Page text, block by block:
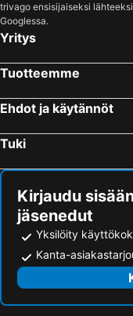
trivago ensisijaiseksi lähteeksi
Googlessa.
Yritys
Tuotteemme
Ehdot ja käytännöt
Tuki
Kirjaudu
jäsenedut
Yksilöity
Kanta-